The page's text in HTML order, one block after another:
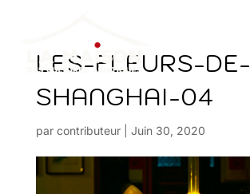
LES-FLEURS-DE-
SHANGHAI-04
par contributeur| Juin 30, 2020